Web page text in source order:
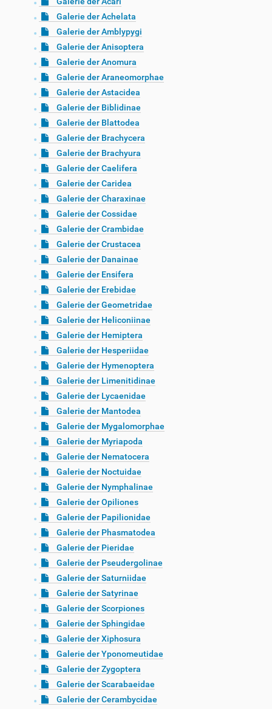
Galerie der Achelata
Galerie der Amblypygi
Galerie der Anisoptera
Galerie der Anomura
Galerie der Araneomorphae
Galerie der Astacidea
Galerie der Biblidinae
Galerie der Blattodea
Galerie der Brachycera
Galerie der Brachyura
Galerie der Caelifera
Galerie der Caridea
Galerie der Charaxinae
Galerie der Cossidae
Galerie der Crambidae
Galerie der Crustacea
Galerie der Danainae
Galerie der Ensifera
Galerie der Erebidae
Galerie der Geometridae
Galerie der Heliconiinae
Galerie der Hemiptera
Galerie der Hesperiidae
Galerie der Hymenoptera
Galerie der Limenitidinae
Galerie der Lycaenidae
Galerie der Mantodea
Galerie der Mygalomorphae
Galerie der Myriapoda
Galerie der Nematocera
Galerie der Noctuidae
Galerie der Nymphalinae
Galerie der Opiliones
Galerie der Papilionidae
Galerie der Phasmatodea
Galerie der Pieridae
Galerie der Pseudergolinae
Galerie der Saturniidae
Galerie der Satyrinae
Galerie der Scorpiones
Galerie der Sphingidae
Galerie der Xiphosura
Galerie der Yponomeutidae
Galerie der Zygoptera
Galerie der Scarabaeidae
Galerie der Cerambycidae